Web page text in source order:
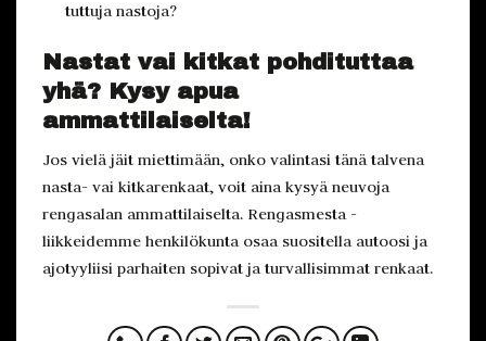
tuttuja nastoja?
Nastat vai kitkat pohdituttaa
yhä? Kysy apua
ammattilaiselta!
Jos vielä jäit miettimään, onko valintasi tänä talvena
nasta- vai kitkarenkaat, voit aina kysyä neuvoja
rengasalan ammattilaiselta. Rengasmesta -
liikkeidemme henkilökunta osaa suositella autoosi ja
ajotyyliisi parhaiten sopivat ja turvallisimmat renkaat.